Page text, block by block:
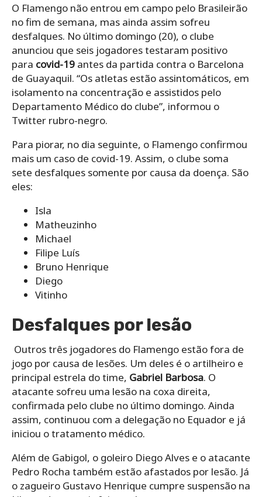
O Flamengo não entrou em campo pelo Brasileirão
no fim de semana, mas ainda assim sofreu
desfalques. No último domingo (20), o clube
anunciou que seis jogadores testaram positivo
para covid-19 antes da partida contra o Barcelona
de Guayaquil. “Os atletas estão assintomáticos, em
isolamento na concentração e assistidos pelo
Departamento Médico do clube”, informou o
Twitter rubro-negro.
Para piorar, no dia seguinte, o Flamengo confirmou
mais um caso de covid-19. Assim, o clube soma
sete desfalques somente por causa da doença. São
eles:
Isla
Matheuzinho
Michael
Filipe Luís
Bruno Henrique
Diego
Vitinho
Desfalques por lesão
Outros três jogadores do Flamengo estão fora de
jogo por causa de lesões. Um deles é o artilheiro e
principal estrela do time, Gabriel Barbosa. O
atacante sofreu uma lesão na coxa direita,
confirmada pelo clube no último domingo. Ainda
assim, continuou com a delegação no Equador e já
iniciou o tratamento médico.
Além de Gabigol, o goleiro Diego Alves e o atacante
Pedro Rocha também estão afastados por lesão. Já
o zagueiro Gustavo Henrique cumpre suspensão na